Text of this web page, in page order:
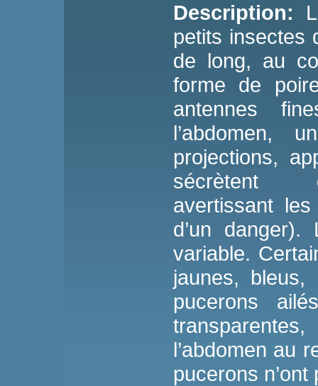
Description:
petits insectes
de long, au
forme de
antennes
l’abdomen,
projections,
sécrètent
avertissant
d’un
variable.
jaunes,
pucerons
l’abdomen au
pucerons n’ont